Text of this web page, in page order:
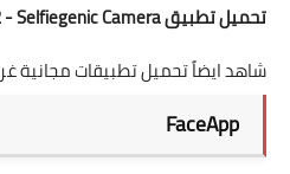
تحميل تطبيق B612 - Selfiegenic Camera
شاهد ايضاً تحميل تطبيقات مجانية
FaceApp